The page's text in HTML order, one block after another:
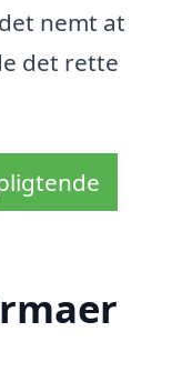
nemt at
det rette